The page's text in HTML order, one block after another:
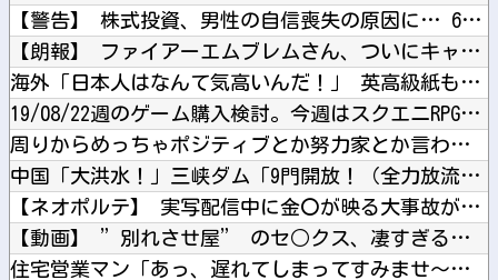
【警告】 株式投資、男性の自信喪失の原因に… 6割超が「人生...
【朗報】 ファイアーエムブレムさん、ついにキャラ成長率がゲー...
海外「日本人はなんて気高いんだ！」 英高級紙も驚愕した極限の...
19/08/22週のゲーム購入検討。今週はスクエニRPG「鬼...
周りからめっちゃポジティブとか努力家とか言われる。しかし私は...
中国「大洪水！」三峡ダム「9門開放！（全力放流」中国都市「三...
【ネオポルテ】 実写配信中に金〇が映る大事故が発生!?
【動画】 ”別れさせ屋” のセ○クス、凄すぎるｗｗｗ そりゃ...
住宅営業マン「あっ、遅れてしまってすみませ～ん(笑)」 客「...